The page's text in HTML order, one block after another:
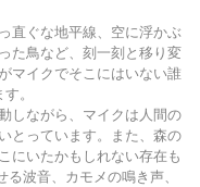
直ぐな地平線、空に浮かぶ
た鳥など、刻一刻と移り変
マイクでそこにはいない誰
。
しながら、マイクは人間の
とっています。また、森の
にいたかもしれない存在も
波音、カモメの鳴き声、